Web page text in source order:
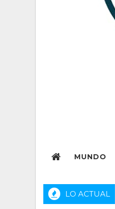
MUNDO
LO ACTUAL